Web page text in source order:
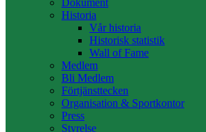
Dokument
Historia
Vår historia
Historisk statistik
Wall of Fame
Medlem
Bli Medlem
Förtjänsttecken
Organisation & Sportkontor
Press
Styrelse